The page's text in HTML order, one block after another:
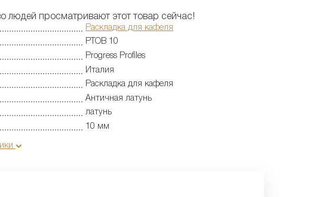
людей просматривают этот товар сейчас!
Раскладка для кафеля
PTOB 10
Progress Profiles
Италия
Раскладка для кафеля
Античная латунь
латунь
10 мм